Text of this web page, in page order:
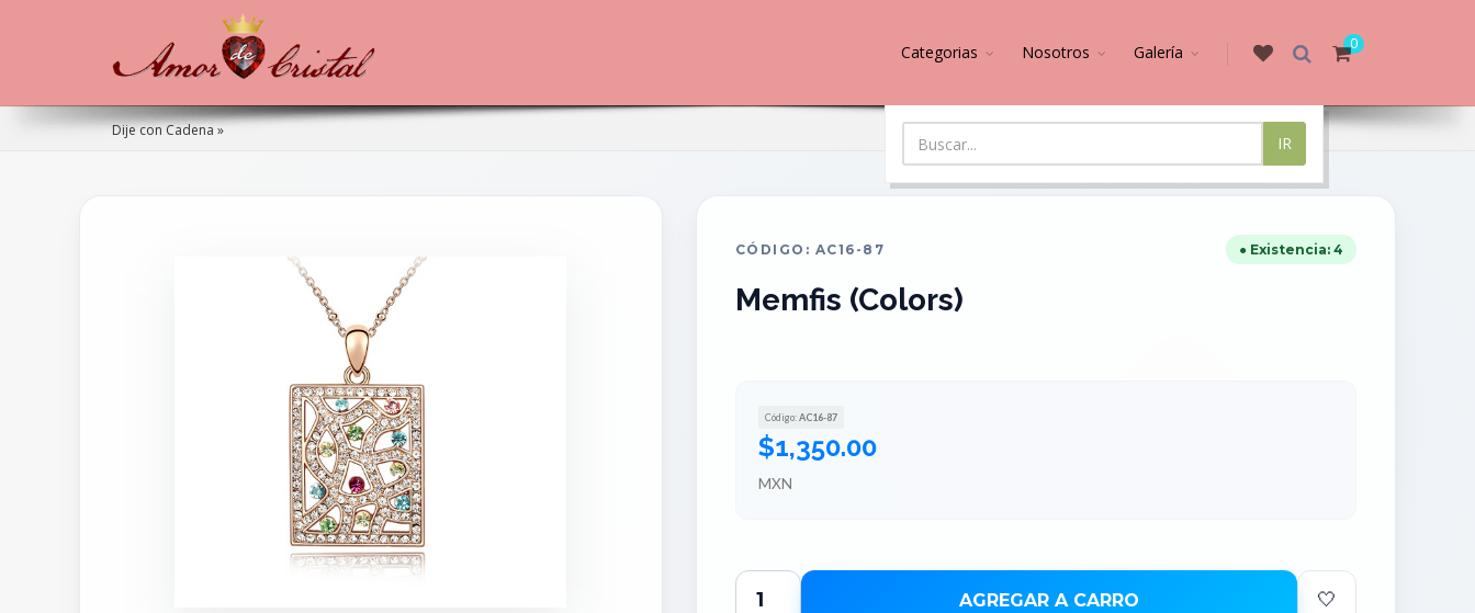
IR
0
Categorias Nosotros Galería
Dije con Cadena »
CÓDIGO: AC16-87 ● Existencia: 4
Memfis (Colors)
Código:AC16-87
$1,350.00
MXN
AGREGAR A CARRO 🤍